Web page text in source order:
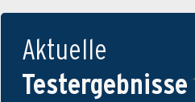
Aktuelle
Testergebnisse